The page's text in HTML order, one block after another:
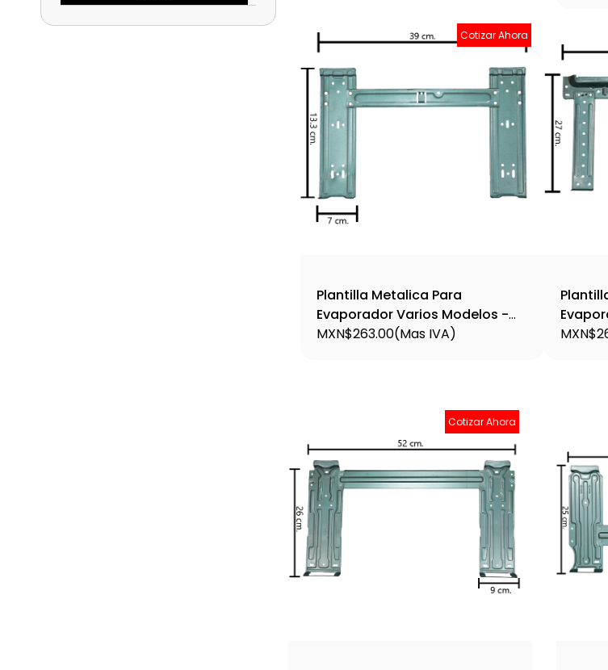
Cotizar Ahora
Plantilla Metalica Para
Evaporador Varios Modelos -
Plant2
MXN$263.00(Mas IVA)
Plant3
Cotizar Ahora